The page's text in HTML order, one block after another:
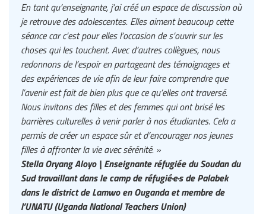
En tant qu’enseignante, j’ai créé un espace de discussion où
je retrouve des adolescentes. Elles aiment beaucoup cette
séance car c’est pour elles l’occasion de s’ouvrir sur les
choses qui les touchent. Avec d’autres collègues, nous
redonnons de l’espoir en partageant des témoignages et
des expériences de vie afin de leur faire comprendre que
l’avenir est fait de bien plus que ce qu’elles ont traversé.
Nous invitons des filles et des femmes qui ont brisé les
barrières culturelles à venir parler à nos étudiantes. Cela a
permis de créer un espace sûr et d’encourager nos jeunes
filles à affronter la vie avec sérénité. »
Stella Oryang Aloyo | Enseignante réfugiée du Soudan du
Sud travaillant dans le camp de réfugié·e·s de Palabek
dans le district de Lamwo en Ouganda et membre de
l’UNATU (Uganda National Teachers Union)